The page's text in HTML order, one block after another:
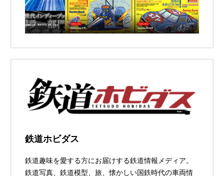
鉄道ホビダス
鉄道趣味を愛する方にお届けする鉄道情報メディア。
鉄道写真、鉄道模型、旅、懐かしい国鉄時代の車両情